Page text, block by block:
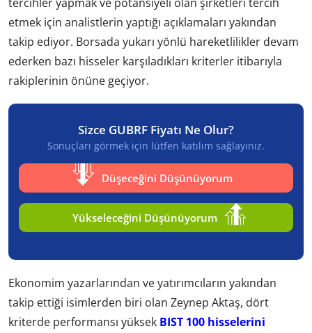
etmek için analistlerin yaptığı açıklamaları yakından
takip ediyor. Borsada yukarı yönlü hareketlilikler devam
ederken bazı hisseler karşıladıkları kriterler itibarıyla
rakiplerinin önüne geçiyor.
Sizce GUBRF Fiyatı Ne Olur?
Sonuçları görmek için lütfen katılım sağlayınız.
Düşeceğini Düşünüyorum
Yükseleceğini Düşünüyorum
Ekonomim yazarlarından ve yatırımcıların yakından
takip ettiği isimlerden biri olan Zeynep Aktaş, dört
kriterde performansı yüksek BIST 100 hisselerini